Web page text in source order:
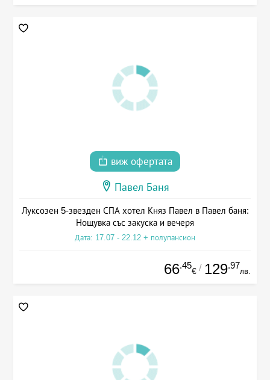
виж офертата
Павел Баня
Луксозен 5-звезден СПА хотел Княз Павел в Павел баня:
Нощувка със закуска и вечеря
Дата: 17.07 - 22.12 + полупансион
66.45
€ / 129.97
лв.